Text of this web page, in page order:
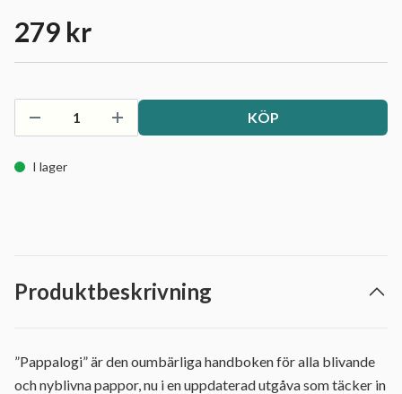
279 kr
KÖP
I lager
Produktbeskrivning
”Pappalogi” är den oumbärliga handboken för alla blivande
och nyblivna pappor, nu i en uppdaterad utgåva som täcker in